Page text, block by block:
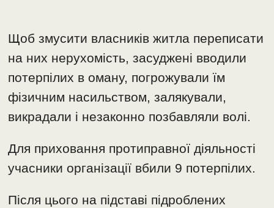
Щоб змусити власників житла переписати
на них нерухомість, засуджені вводили
потерпілих в оману, погрожували їм
фізичним насильством, залякували,
викрадали і незаконно позбавляли волі.
Для приховання протиправної діяльності
учасники організації вбили 9 потерпілих.
Після цього на підставі підроблених